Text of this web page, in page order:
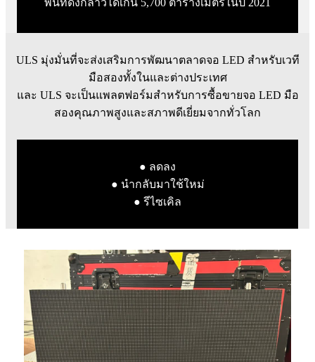
พื้นที่ดังกล่าวได้เกิน 5,700 ตารางเมตรในปี 2021
ULS มุ่งมั่นที่จะส่งเสริมการพัฒนาตลาดจอ LED สำหรับเวที
มือสองทั้งในและต่างประเทศ
และ ULS จะเป็นแพลตฟอร์มสำหรับการซื้อขายจอ LED มือ
สองคุณภาพสูงและสภาพดีเยี่ยมจากทั่วโลก
● ลดลง
● นำกลับมาใช้ใหม่
● รีไซเคิล